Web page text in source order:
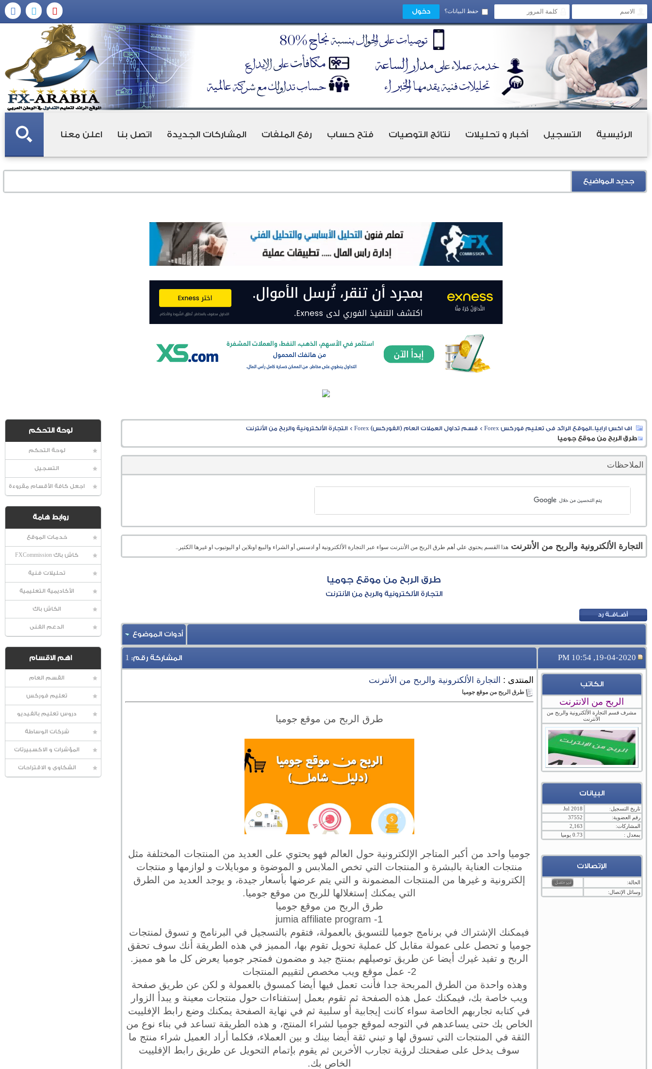
حفظ البيانات؟
الرئيسية التسجيل أخبار و تحليلات نتائج التوصيات فتح حساب رفع الملفات المشاركات الجديدة اتصل بنا اعلن معنا
جديد المواضيع
لوحة التحكم
لوحة التحكم
التسجيل
اجعل كافة الأقسام مقروءة
روابط هامة
خدمات الموقع
كاش باك FXCommission
تحليلات فنية
الأكاديمية التعليمية
الكاش باك
الدعم الفنى
اهم الاقسام
القسم العام
تعليم فوركس
دروس تعليم بالفيديو
شركات الوساطة
المؤشرات و الاكسبيرتات
الشكاوى و الاقتراحات
اف اكس ارابيا..الموقع الرائد فى تعليم فوركس Forex > قسم تداول العملات العام (الفوركس) Forex >التجارة الألكترونية والربح من الأنترنت
طرق الربح من موقع جوميا
الملاحظات
التجارة الألكترونية والربح من الأنترنت هذا القسم يحتوي علي أهم طرق الربح من الأنترنت سواء عبر التجارة الألكترونية أو ادسنس أو الشراء والبيع اونلاين او اليوتيوب او غيرها الكثير..
طرق الربح من موقع جوميا
التجارة الألكترونية والربح من الأنترنت
أدوات الموضوع
19-04-2020, 10:54 PM المشاركة رقم: 1
الكاتب
الربح من الانترنت
مشرف قسم التجارة الألكترونية والربح من
الأنترنت
البيانات
تاريخ التسجيل:
Jul 2018
رقم العضوية:
37552
المشاركات:
2,163
بمعدل :
0.73 يوميا
الإتصالات
الحالة:
وسائل الإتصال:
المنتدى : التجارة الألكترونية والربح من الأنترنت
طرق الربح من موقع جوميا
طرق الربح من موقع جوميا
جوميا واحد من أكبر المتاجر الإلكترونية حول العالم فهو يحتوي على العديد من المنتجات المختلفة مثل
منتجات العناية بالبشرة و المنتجات التي تخص الملابس و الموضوة و موبايلات و لوازمها و منتجات
إلكترونية و غيرها من المنتجات المضمونة و التي يتم عرضها بأسعار جيدة، و يوجد العديد من الطرق
التي يمكنك إستغلالها للربح من موقع جوميا.
طرق الربح من موقع جوميا
1- jumia affiliate program
فيمكنك الإشتراك في برنامج جوميا للتسويق بالعمولة، فتقوم بالتسجيل في البرنامج و تسوق لمنتجات
جوميا و تحصل على عمولة مقابل كل عملية تحويل تقوم بها، المميز في هذه الطريقة أنك سوف تحقق
الربح و تفيد غيرك أيضا عن طريق توصيلهم بمنتج جيد و مضمون فمتجر جوميا يعرض كل ما هو مميز.
2- عمل موقع ويب مخصص لتقييم المنتجات
وهذه واحدة من الطرق المربحة جدا فأنت تعمل فيها أيضا كمسوق بالعمولة و لكن عن طريق صفحة
ويب خاصة بك، فيمكنك عمل هذه الصفحة ثم تقوم بعمل إستفتاءات حول منتجات معينة و يبدأ الزوار
في كتابه تجاربهم الخاصة سواء كانت إيجابية أو سلبية ثم في نهاية الصفحة يمكنك وضع رابط الإفلييت
الخاص بك حتى يساعدهم في التوجه لموقع جوميا لشراء المنتج، و هذه الطريقة تساعد في بناء نوع من
الثقة في المنتجات التي تسوق لها و تبني ثقة أيضا بينك و بين العملاء، فكلما أراد العميل شراء منتج ما
سوف يدخل على صفحتك لرؤية تجارب الأخرين ثم يقوم بإتمام التحويل عن طريق رابط الإفلييت
الخاص بك.